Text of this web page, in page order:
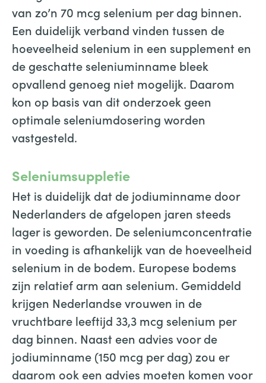
van zo’n 70 mcg selenium per dag binnen.
Een duidelijk verband vinden tussen de
hoeveelheid selenium in een supplement en
de geschatte seleniuminname bleek
opvallend genoeg niet mogelijk. Daarom
kon op basis van dit onderzoek geen
optimale seleniumdosering worden
vastgesteld.
Seleniumsuppletie
Het is duidelijk dat de jodiuminname door
Nederlanders de afgelopen jaren steeds
lager is geworden. De seleniumconcentratie
in voeding is afhankelijk van de hoeveelheid
selenium in de bodem. Europese bodems
zijn relatief arm aan selenium. Gemiddeld
krijgen Nederlandse vrouwen in de
vruchtbare leeftijd 33,3 mcg selenium per
dag binnen. Naast een advies voor de
jodiuminname (150 mcg per dag) zou er
daarom ook een advies moeten komen voor